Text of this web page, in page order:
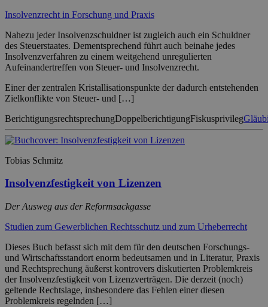
Insolvenzrecht in Forschung und Praxis
Nahezu jeder Insolvenzschuldner ist zugleich auch ein Schuldner
des Steuerstaates. Dementsprechend führt auch beinahe jedes
Insolvenzverfahren zu einem weitgehend unregulierten
Aufeinandertreffen von Steuer- und Insolvenzrecht.
Einer der zentralen Kristallisationspunkte der dadurch entstehenden
Zielkonflikte von Steuer- und […]
BerichtigungsrechtsprechungDoppelberichtigungFiskusprivileg
Tobias Schmitz
Insolvenzfestigkeit von Lizenzen
Der Ausweg aus der Reformsackgasse
Studien zum Gewerblichen Rechtsschutz und zum Urheberrecht
Dieses Buch befasst sich mit dem für den deutschen Forschungs-
und Wirtschaftsstandort enorm bedeutsamen und in Literatur, Praxis
und Rechtsprechung äußerst kontrovers diskutierten Problemkreis
der Insolvenzfestigkeit von Lizenzverträgen. Die derzeit (noch)
geltende Rechtslage, insbesondere das Fehlen einer diesen
Problemkreis regelnden […]